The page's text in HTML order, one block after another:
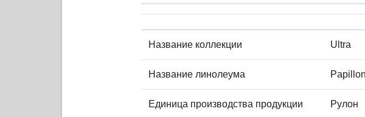
Название коллекции Ultra
Название линолеума
Единица производства продукции Рулон